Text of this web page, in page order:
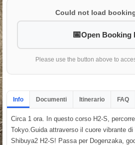
Could not load
Open Booking
Please use the button above to
Info Documenti Itinerario FAQ
Circa 1 ora. In questo corso H2-S,
Tokyo.Guida attraverso il cuore vibrante
Shibuya2 H2-S! Passa per Dogenzaka,